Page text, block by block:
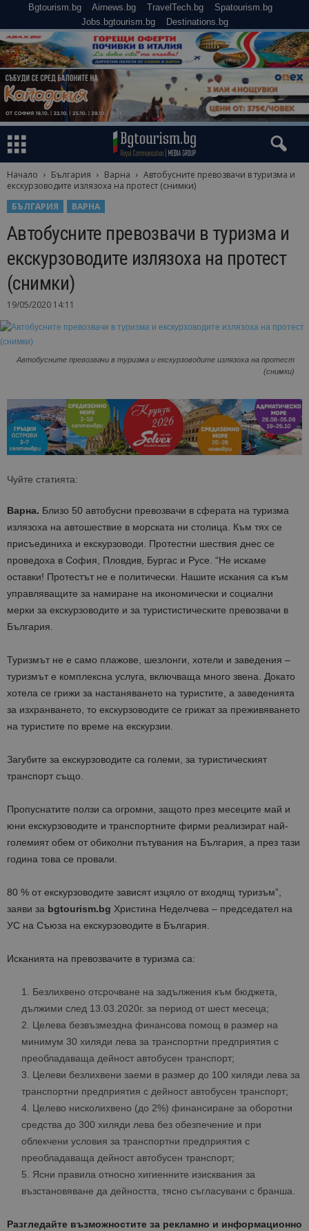
Bgtourism.bg Airnews.bg TravelTech.bg
Spatourism.bg
Jobs.bgtourism.bg
Destinations.bg
Начало България Варна
Автобусните превозвачи в туризма и
екскурзоводите излязоха на протест (снимки)
БЪЛГАРИЯ
ВАРНА
Автобусните превозвачи в туризма и
екскурзоводите излязоха на протест
(снимки)
19/05/2020 14:11
Автобусните превозвачи в туризма и екскурзоводите излязоха на протест
(снимки)
Чуйте статията:
Варна. Близо 50 автобусни превозвачи в сферата на туризма
излязоха на автошествие в морската ни столица. Към тях се
присъединиха и екскурзоводи. Протестни шествия днес се
проведоха в София, Пловдив, Бургас и Русе. “Не искаме
оставки! Протестът не е политически. Нашите искания са към
управляващите за намиране на икономически и социални
мерки за екскурзоводите и за туристистическите превозвачи в
България.
Туризмът не е само плажове, шезлонги, хотели и заведения –
туризмът е комплексна услуга, включваща много звена. Докато
хотела се грижи за настаняването на туристите, а заведенията
за изхранването, то екскурзоводите се грижат за преживяването
на туристите по време на екскурзии.
Загубите за екскурзоводите са големи, за туристическият
транспорт също.
Пропуснатите ползи са огромни, защото през месеците май и
юни екскурзоводите и транспортните фирми реализират най-
големият обем от обиколни пътувания на България, а през тази
година това се провали.
80 % от екскурзоводите зависят изцяло от входящ туризъм”,
заяви за bgtourism.bg Христина Неделчева – председател на
УС на Съюза на екскурзоводите в България.
Исканията на превозвачите в туризма са:
Безлихвено отсрочване на задължения към бюджета,
дължими след 13.03.2020г. за период от шест месеца;
Целева безвъзмездна финансова помощ в размер на
минимум 30 хиляди лева за транспортни предприятия с
преобладаваща дейност автобусен транспорт;
Целеви безлихвени заеми в размер до 100 хиляди лева за
транспортни предприятия с дейност автобусен транспорт;
Целево нисколихвено (до 2%) финансиране за оборотни
средства до 300 хиляди лева без обезпечение и при
облекчени условия за транспортни предприятия с
преобладаваща дейност автобусен транспорт;
Ясни правила относно хигиенните изисквания за
възстановяване да дейността, тясно съгласувани с бранша.
Разгледайте възможностите за рекламно и информационно